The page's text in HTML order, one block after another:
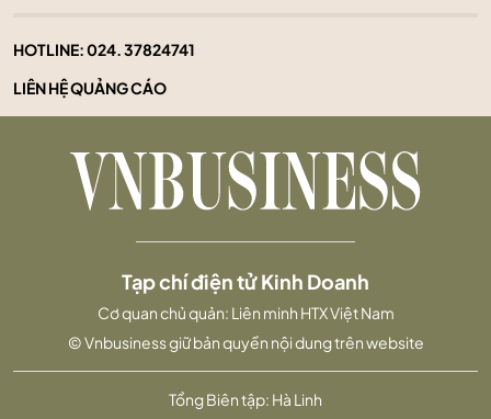
HOTLINE:024. 37824741
LIÊN HỆ QUẢNG CÁO
Tổng Biên tập: Hà Linh
Tạp chí điện tử Kinh Doanh
Cơ quan chủ quản: Liên minh HTX Việt Nam
© Vnbusiness giữ bản quyền nội dung trên website